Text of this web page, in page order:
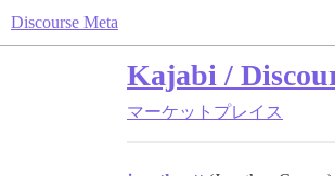
Discourse Meta
Kajabi /
マーケットプレイス